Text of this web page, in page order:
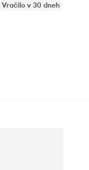
Vračilo v 30 dneh